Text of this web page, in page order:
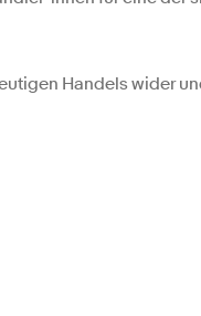
Handels wider